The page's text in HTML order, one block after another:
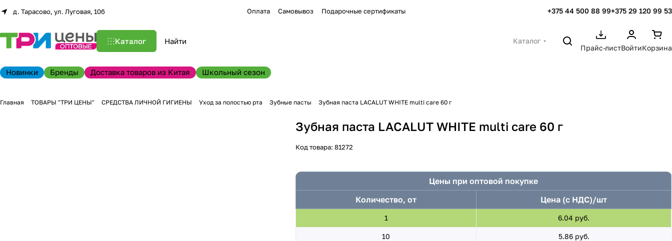
д. Тарасово, ул. Луговая, 10б Оплата Самовывоз Подарочные сертификаты +375 44 500 88 99+375 29 120 99 53
Каталог
Каталог
Прайс-листВойтиКорзина
Новинки Бренды Доставка товаров из Китая Школьный сезон
Главная ТОВАРЫ "ТРИ ЦЕНЫ" СРЕДСТВА ЛИЧНОЙ ГИГИЕНЫ Уход за полостью рта Зубные пасты Зубная паста LACALUT WHITE multi care 60 г
Зубная паста LACALUT WHITE multi care 60 г
Код товара:81272
Цены при оптовой покупке
Количество, от
Цена (с НДС)/шт
1 6.04 руб.
10 5.86 руб.